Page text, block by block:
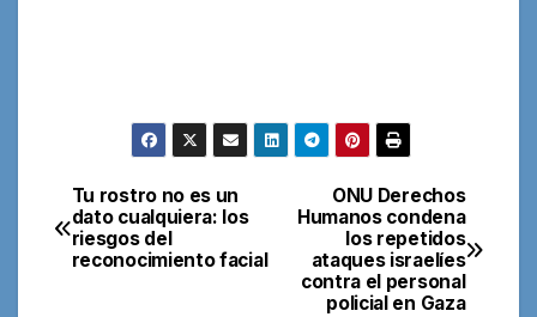
Navegación
de
ONU Derechos
Humanos condena
los repetidos
ataques israelíes
contra el personal
policial en Gaza
Tu rostro no es un
dato cualquiera: los
riesgos del
reconocimiento facial